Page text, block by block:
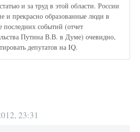
и за труд в этой области. России
и прекрасно образованные люди в
последних событий (отчет
Путина В.В. в Думе) очевидно,
депутатов на IQ.
23:31